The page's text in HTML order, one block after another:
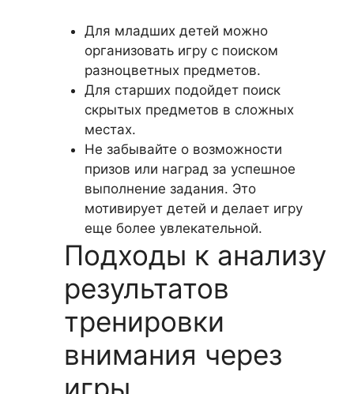
Для младших детей можно
организовать игру с поиском
разноцветных предметов.
Для старших подойдет поиск
скрытых предметов в сложных
местах.
Не забывайте о возможности
призов или наград за успешное
выполнение задания. Это
мотивирует детей и делает игру
еще более увлекательной.
Подходы к анализу
результатов
тренировки
внимания через